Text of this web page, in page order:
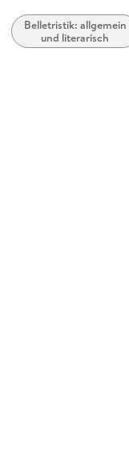
Gewicht
279 g
Belletristik: allgemein
und literarisch